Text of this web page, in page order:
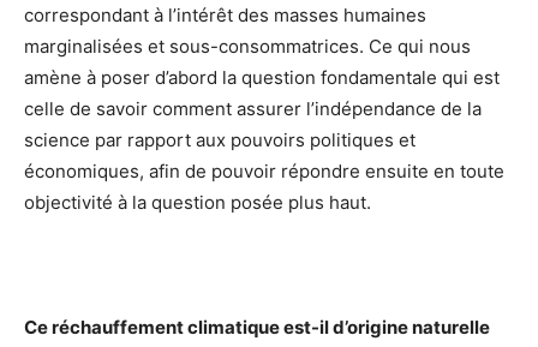
correspondant à l’intérêt des masses humaines
marginalisées et sous-consommatrices. Ce qui nous
amène à poser d’abord la question fondamentale qui est
celle de savoir comment assurer l’indépendance de la
science par rapport aux pouvoirs politiques et
économiques, afin de pouvoir répondre ensuite en toute
objectivité à la question posée plus haut.
Ce réchauffement climatique est-il d’origine naturelle